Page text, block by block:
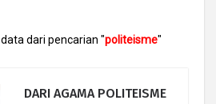
data dari pencarian "politeisme"
DARI AGAMA POLITEISME